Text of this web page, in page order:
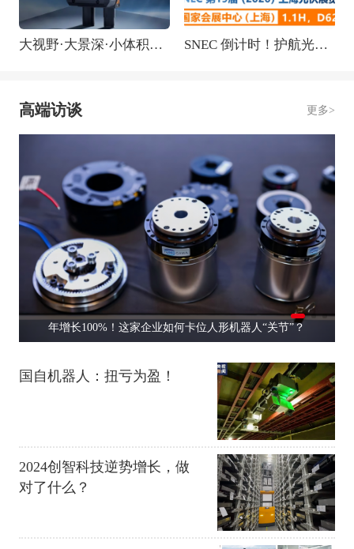
大视野·大景深·小体积—— ID5120RM系列：自动调焦、超大分辨率读码器全新发布 SNEC 倒计时！护航光储融合，全工艺硬核方案即将重磅亮相
高端访谈 更多>
年增长100%！这家企业如何卡位人形机器人“关节”？
国自机器人：扭亏为盈！
2024创智科技逆势增长，做
对了什么？